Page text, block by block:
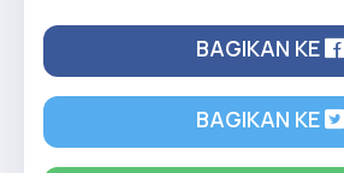
BAGIKAN KE
BAGIKAN KE